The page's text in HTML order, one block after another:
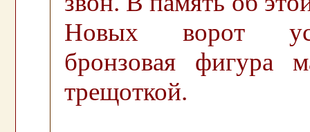
Новых ворот
бронзовая фигура
трещоткой.